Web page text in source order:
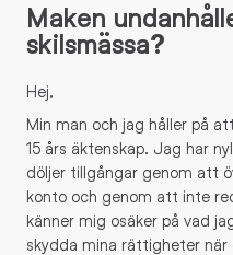
Maken
skilsmässa?
Hej,
Min man och jag håller på
15 års äktenskap. Jag har
döljer tillgångar genom att
konto och genom att inte
känner mig osäker på vad
skydda mina rättigheter